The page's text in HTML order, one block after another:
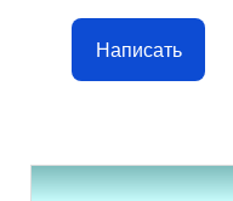
Написать